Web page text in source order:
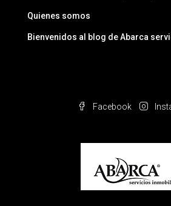
Quienes somos
Bienvenidos al blog de Abarca
Facebook